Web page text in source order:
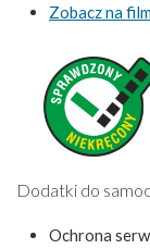
Zobacz na
Dodatki do
Ochrona